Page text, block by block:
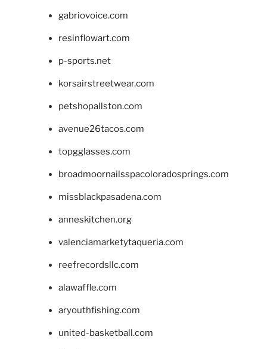
gabriovoice.com
resinflowart.com
p-sports.net
korsairstreetwear.com
petshopallston.com
avenue26tacos.com
topgglasses.com
broadmoornailsspacoloradosprings.com
missblackpasadena.com
anneskitchen.org
valenciamarketytaqueria.com
reefrecordsllc.com
alawaffle.com
aryouthfishing.com
united-basketball.com